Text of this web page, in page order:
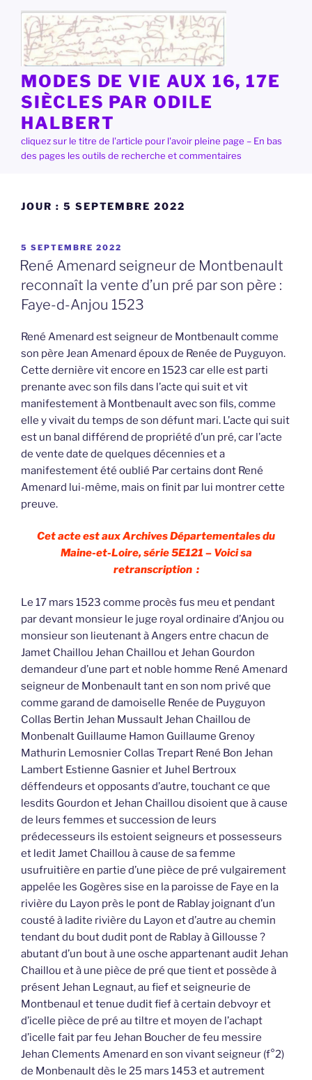
contenu
principal
MODES DE VIE AUX 16, 17E
SIÈCLES PAR ODILE
HALBERT
cliquez sur le titre de l'article pour l'avoir pleine page – En bas
des pages les outils de recherche et commentaires
JOUR : 5 SEPTEMBRE 2022
PUBLIÉ
LE
5 SEPTEMBRE 2022
René Amenard seigneur de Montbenault
reconnaît la vente d’un pré par son père :
Faye-d-Anjou 1523
René Amenard est seigneur de Montbenault comme
son père Jean Amenard époux de Renée de Puyguyon.
Cette dernière vit encore en 1523 car elle est parti
prenante avec son fils dans l’acte qui suit et vit
manifestement à Montbenault avec son fils, comme
elle y vivait du temps de son défunt mari. L’acte qui suit
est un banal différend de propriété d’un pré, car l’acte
de vente date de quelques décennies et a
manifestement été oublié Par certains dont René
Amenard lui-même, mais on finit par lui montrer cette
preuve.
Cet acte est aux Archives Départementales du
Maine-et-Loire, série 5E121 – Voici sa
retranscription :
Le 17 mars 1523 comme procès fus meu et pendant
par devant monsieur le juge royal ordinaire d’Anjou ou
monsieur son lieutenant à Angers entre chacun de
Jamet Chaillou Jehan Chaillou et Jehan Gourdon
demandeur d’une part et noble homme René Amenard
seigneur de Monbenault tant en son nom privé que
comme garand de damoiselle Renée de Puyguyon
Collas Bertin Jehan Mussault Jehan Chaillou de
Monbenalt Guillaume Hamon Guillaume Grenoy
Mathurin Lemosnier Collas Trepart René Bon Jehan
Lambert Estienne Gasnier et Juhel Bertroux
déffendeurs et opposants d’autre, touchant ce que
lesdits Gourdon et Jehan Chaillou disoient que à cause
de leurs femmes et succession de leurs
prédecesseurs ils estoient seigneurs et possesseurs
et ledit Jamet Chaillou à cause de sa femme
usufruitière en partie d’une pièce de pré vulgairement
appelée les Gogères sise en la paroisse de Faye en la
rivière du Layon près le pont de Rablay joignant d’un
cousté à ladite rivière du Layon et d’autre au chemin
tendant du bout dudit pont de Rablay à Gillousse ?
abutant d’un bout à une osche appartenant audit Jehan
Chaillou et à une pièce de pré que tient et possède à
présent Jehan Legnaut, au fief et seigneurie de
Montbenaul et tenue dudit fief à certain debvoyr et
d’icelle pièce de pré au tiltre et moyen de l’achapt
d’icelle fait par feu Jehan Boucher de feu messire
Jehan Clements Amenard en son vivant seigneur (f°2)
de Monbenault dès le 25 mars 1453 et autrement